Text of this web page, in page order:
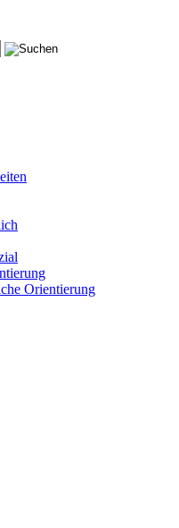
Orientierung